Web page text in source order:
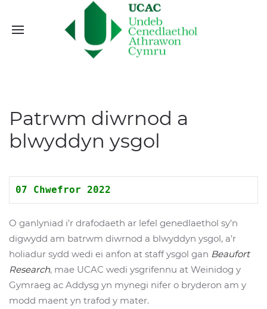
Patrwm diwrnod a
blwyddyn ysgol
07 Chwefror 2022
O ganlyniad i’r drafodaeth ar lefel genedlaethol sy’n
digwydd am batrwm diwrnod a blwyddyn ysgol, a’r
holiadur sydd wedi ei anfon at staff ysgol gan Beaufort
Research, mae UCAC wedi ysgrifennu at Weinidog y
Gymraeg ac Addysg yn mynegi nifer o bryderon am y
modd maent yn trafod y mater.